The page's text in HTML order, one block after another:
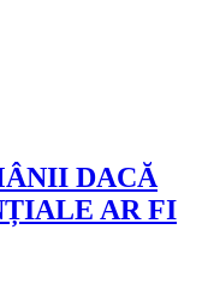
DACĂ
AR FI